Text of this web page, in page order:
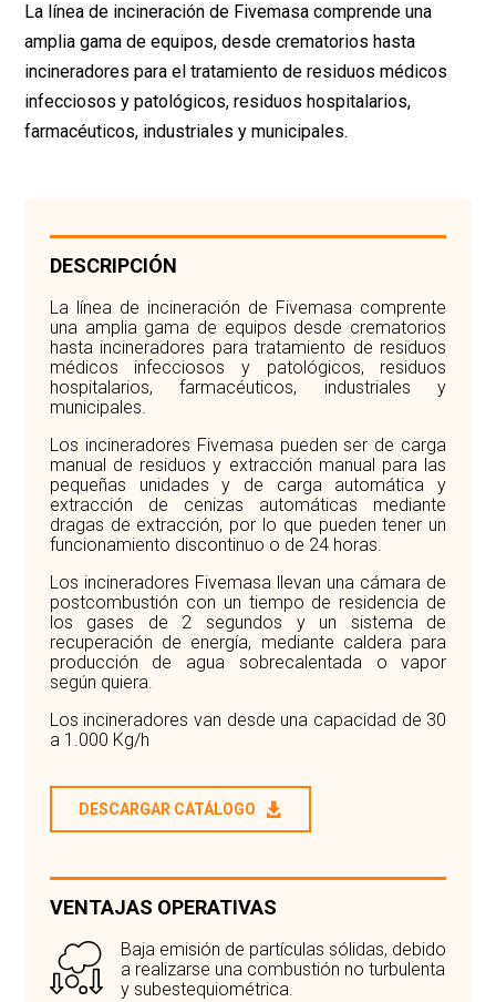
La línea de incineración de Fivemasa comprende una
amplia gama de equipos, desde crematorios hasta
incineradores para el tratamiento de residuos médicos
infecciosos y patológicos, residuos hospitalarios,
farmacéuticos, industriales y municipales.
DESCRIPCIÓN
La línea de incineración de Fivemasa comprente
una amplia gama de equipos desde crematorios
hasta incineradores para tratamiento de residuos
médicos infecciosos y patológicos, residuos
hospitalarios, farmacéuticos, industriales y
municipales.
Los incineradores Fivemasa pueden ser de carga
manual de residuos y extracción manual para las
pequeñas unidades y de carga automática y
extracción de cenizas automáticas mediante
dragas de extracción, por lo que pueden tener un
funcionamiento discontinuo o de 24 horas.
Los incineradores Fivemasa llevan una cámara de
postcombustión con un tiempo de residencia de
los gases de 2 segundos y un sistema de
recuperación de energía, mediante caldera para
producción de agua sobrecalentada o vapor
según quiera.
Los incineradores van desde una capacidad de 30
a 1.000 Kg/h
DESCARGAR CATÁLOGO
VENTAJAS OPERATIVAS
Baja emisión de partículas sólidas, debido
a realizarse una combustión no turbulenta
y subestequiométrica.